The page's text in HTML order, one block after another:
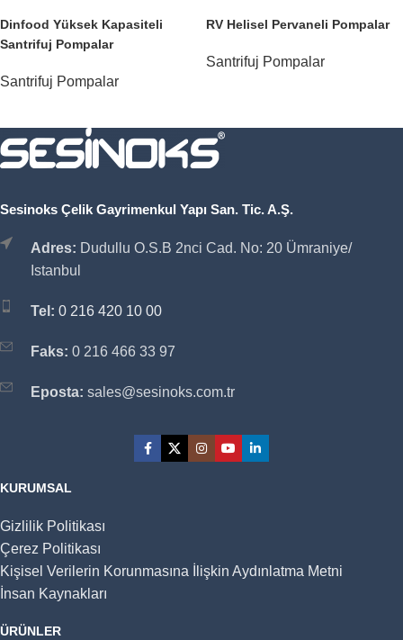
Dinfood Yüksek Kapasiteli
Santrifuj Pompalar
Santrifuj Pompalar
RV Helisel Pervaneli Pompalar
Santrifuj Pompalar
Sesinoks Çelik Gayrimenkul Yapı San. Tic. A.Ş.
Adres: Dudullu O.S.B 2nci Cad. No: 20 Ümraniye/
Istanbul
Tel: 0 216 420 10 00
Faks: 0 216 466 33 97
Eposta: sales@sesinoks.com.tr
KURUMSAL
Gizlilik Politikası
Çerez Politikası
Kişisel Verilerin Korunmasına İlişkin Aydınlatma Metni
İnsan Kaynakları
ÜRÜNLER